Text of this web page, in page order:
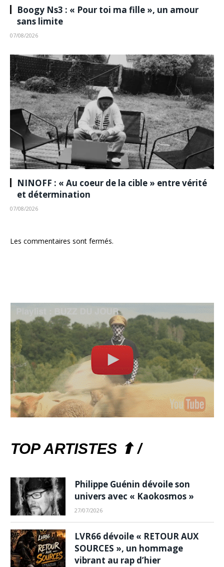
Boogy Ns3 : « Pour toi ma fille », un amour
sans limite
07/08/2026
NINOFF : « Au coeur de la cible » entre vérité
et détermination
07/08/2026
Les commentaires sont fermés.
TOP ARTISTES ⬆ /
Philippe Guénin dévoile son
univers avec « Kaokosmos »
27/07/2026
LVR66 dévoile « RETOUR AUX
SOURCES », un hommage
vibrant au rap d’hier